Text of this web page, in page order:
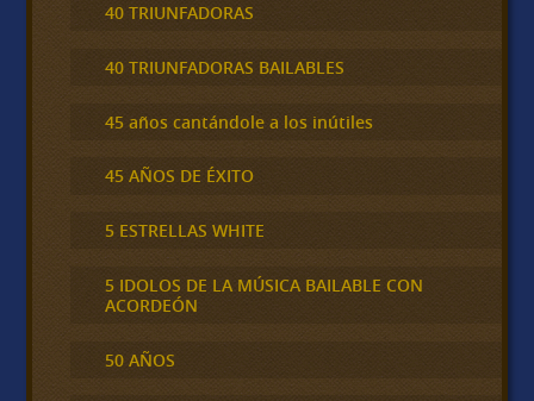
40 TRIUNFADORAS
40 TRIUNFADORAS BAILABLES
45 años cantándole a los inútiles
45 AÑOS DE ÉXITO
5 ESTRELLAS WHITE
5 IDOLOS DE LA MÚSICA BAILABLE CON
ACORDEÓN
50 AÑOS